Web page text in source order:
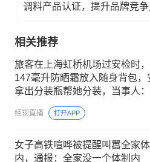
调料产品认证，提升品牌竞争
相关推荐
旅客在上海虹桥机场过安检时
147毫升防晒霜放入随身背包，
拿出分装瓶帮她分装，当事人
到了“神仙”安检员
经视直播 打开APP
女子高铁喧哗被提醒叫嚣全家体
内，通报：全家没一个体制内